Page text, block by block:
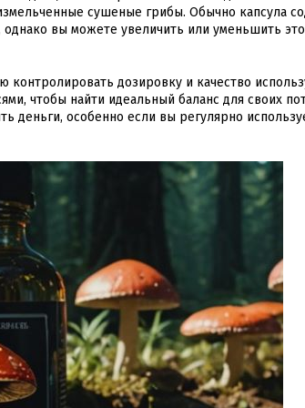
сушеные грибы. Обычно капсула
вы можете увеличить или уменьшить это
контролировать дозировку и качество
чтобы найти идеальный баланс для своих
деньги, особенно если вы регулярно